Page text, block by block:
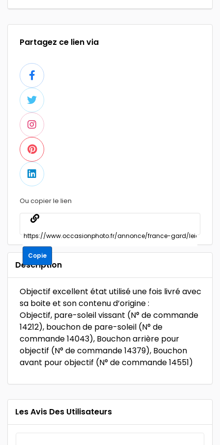
Partagez ce lien via
Ou copier le lien
Copie
Description
Objectif excellent état utilisé une fois livré avec
sa boite et son contenu d’origine :
Objectif, pare-soleil vissant (N° de commande
14212), bouchon de pare-soleil (N° de
commande 14043), Bouchon arrière pour
objectif (N° de commande 14379), Bouchon
avant pour objectif (N° de commande 14551)
Les Avis Des Utilisateurs